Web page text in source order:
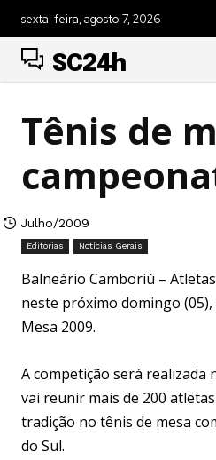
sexta-feira, agosto 7, 2026
SC24h
Tênis de
Julho/2009
Editorias Notícias Gerais
Balneário Camboriú –
neste próximo domingo
Mesa 2009.
A competição será realizada
vai reunir mais de 200
tradição no tênis de mesa
do Sul.